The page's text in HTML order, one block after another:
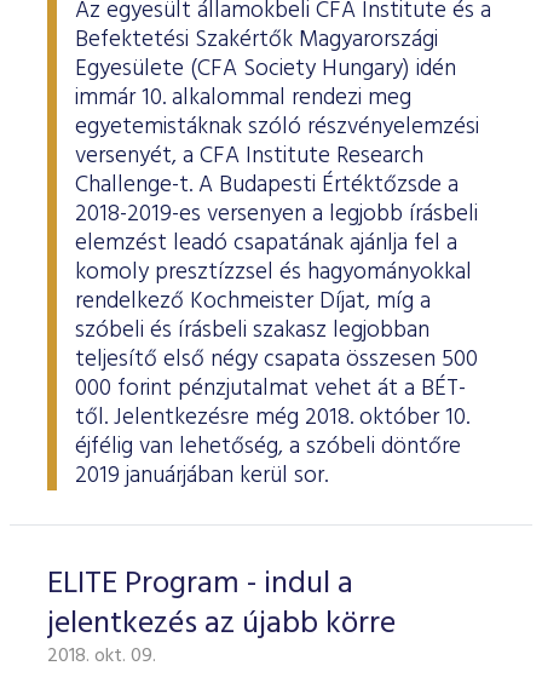
Az egyesült államokbeli CFA Institute és a
Befektetési Szakértők Magyarországi
Egyesülete (CFA Society Hungary) idén
immár 10. alkalommal rendezi meg
egyetemistáknak szóló részvényelemzési
versenyét, a CFA Institute Research
Challenge-t. A Budapesti Értéktőzsde a
2018-2019-es versenyen a legjobb írásbeli
elemzést leadó csapatának ajánlja fel a
komoly presztízzsel és hagyományokkal
rendelkező Kochmeister Díjat, míg a
szóbeli és írásbeli szakasz legjobban
teljesítő első négy csapata összesen 500
000 forint pénzjutalmat vehet át a BÉT-
től. Jelentkezésre még 2018. október 10.
éjfélig van lehetőség, a szóbeli döntőre
2019 januárjában kerül sor.
ELITE Program - indul a
jelentkezés az újabb körre
2018. okt. 09.